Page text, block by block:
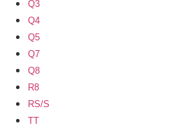
Q3
Q4
Q5
Q7
Q8
R8
RS/S
TT